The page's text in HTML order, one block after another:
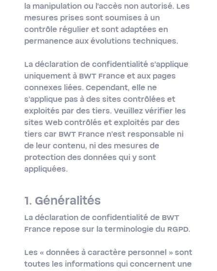
la manipulation ou l'accès non autorisé. Les
mesures prises sont soumises à un
contrôle régulier et sont adaptées en
permanence aux évolutions techniques.
La déclaration de confidentialité s'applique
uniquement à BWT France et aux pages
connexes liées. Cependant, elle ne
s'applique pas à des sites contrôlées et
exploités par des tiers. Veuillez vérifier les
sites Web contrôlés et exploités par des
tiers car BWT France n'est responsable ni
de leur contenu, ni des mesures de
protection des données qui y sont
appliquées.
1. Généralités
La déclaration de confidentialité de BWT
France repose sur la terminologie du RGPD.
Les « données à caractère personnel » sont
toutes les informations qui concernent une